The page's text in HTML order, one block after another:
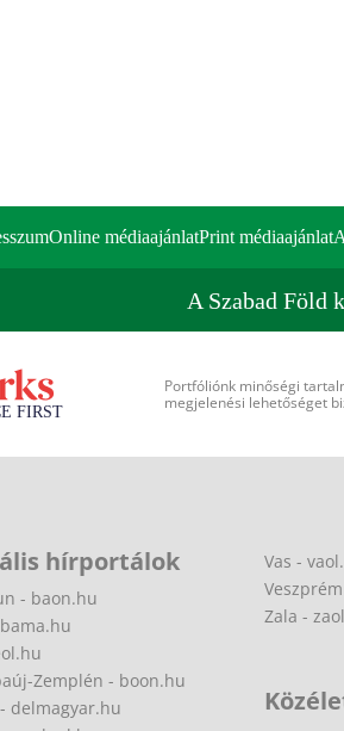
Online médiaajánlatPrint médiaajánlat
A Szabad Föld
Portfóliónk minőségi
megjelenési lehetőséget
hírportálok
- baon.hu
Zemplén - boon.hu
delmagyar.hu
Vas -
Zala -